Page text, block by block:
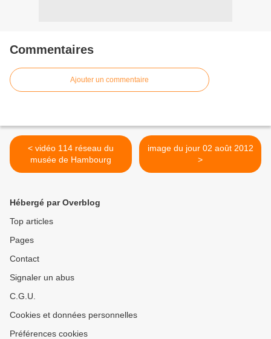
Commentaires
Ajouter un commentaire
< vidéo 114 réseau du
musée de Hambourg
image du jour 02 août 2012
>
Hébergé par Overblog
Top articles
Pages
Contact
Signaler un abus
C.G.U.
Cookies et données personnelles
Préférences cookies